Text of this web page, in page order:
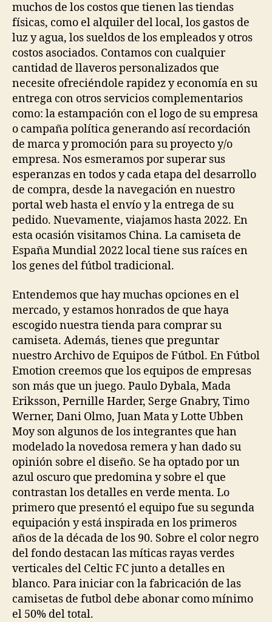
muchos de los costos que tienen las tiendas
físicas, como el alquiler del local, los gastos de
luz y agua, los sueldos de los empleados y otros
costos asociados. Contamos con cualquier
cantidad de llaveros personalizados que
necesite ofreciéndole rapidez y economía en su
entrega con otros servicios complementarios
como: la estampación con el logo de su empresa
o campaña política generando así recordación
de marca y promoción para su proyecto y/o
empresa. Nos esmeramos por superar sus
esperanzas en todos y cada etapa del desarrollo
de compra, desde la navegación en nuestro
portal web hasta el envío y la entrega de su
pedido. Nuevamente, viajamos hasta 2022. En
esta ocasión visitamos China. La camiseta de
España Mundial 2022 local tiene sus raíces en
los genes del fútbol tradicional.
Entendemos que hay muchas opciones en el
mercado, y estamos honrados de que haya
escogido nuestra tienda para comprar su
camiseta. Además, tienes que preguntar
nuestro Archivo de Equipos de Fútbol. En Fútbol
Emotion creemos que los equipos de empresas
son más que un juego. Paulo Dybala, Mada
Eriksson, Pernille Harder, Serge Gnabry, Timo
Werner, Dani Olmo, Juan Mata y Lotte Ubben
Moy son algunos de los integrantes que han
modelado la novedosa remera y han dado su
opinión sobre el diseño. Se ha optado por un
azul oscuro que predomina y sobre el que
contrastan los detalles en verde menta. Lo
primero que presentó el equipo fue su segunda
equipación y está inspirada en los primeros
años de la década de los 90. Sobre el color negro
del fondo destacan las míticas rayas verdes
verticales del Celtic FC junto a detalles en
blanco. Para iniciar con la fabricación de las
camisetas de futbol debe abonar como mínimo
el 50% del total.